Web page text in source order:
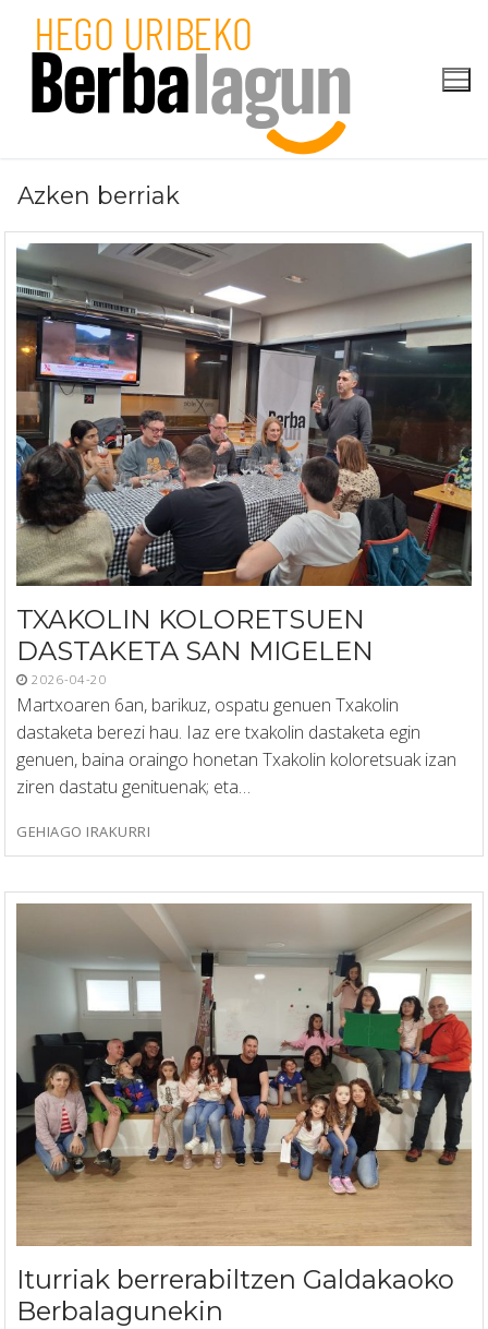
content
Azken berriak
TXAKOLIN KOLORETSUEN
DASTAKETA SAN MIGELEN
2026-04-20
Martxoaren 6an, barikuz, ospatu genuen Txakolin
dastaketa berezi hau. Iaz ere txakolin dastaketa egin
genuen, baina oraingo honetan Txakolin koloretsuak izan
ziren dastatu genituenak; eta…
GEHIAGO IRAKURRI
Iturriak berrerabiltzen Galdakaoko
Berbalagunekin